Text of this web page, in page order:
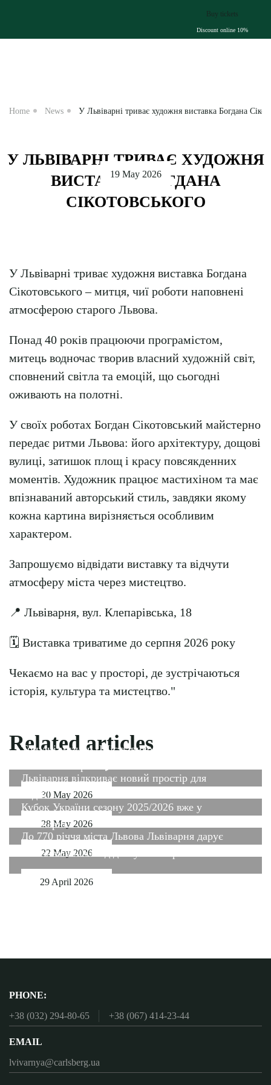
Home News У Львіварні триває художня виставка Богдана
19 May 2026
У ЛЬВІВАРНІ ТРИВАЄ ХУДОЖНЯ
ВИСТАВКА БОГДАНА
СІКОТОВСЬКОГО
У Львіварні триває художня виставка Богдана
Сікотовського – митця, чиї роботи наповнені
атмосферою старого Львова.
Понад 40 років працюючи програмістом,
митець водночас творив власний художній світ,
сповнений світла та емоцій, що сьогодні
оживають на полотні.
У своїх роботах Богдан Сікотовський майстерно
передає ритми Львова: його архітектуру, дощові
вулиці, затишок площ і красу повсякденних
моментів. Художник працює мастихіном та має
впізнаваний авторський стиль, завдяки якому
кожна картина вирізняється особливим
характером.
Запрошуємо відвідати виставку та відчути
атмосферу міста через мистецтво.
📍 Львіварня, вул. Клепарівська, 18
🗓 Виставка триватиме до серпня 2026 року
Чекаємо на вас у просторі, де зустрічаються
історія, культура та мистецтво."
Related articles
30 May 2026
Три дні музики. Шість виконавців. Одна
28 May 2026
Львіварня відкриває новий простір для
подій!
22 May 2026
Кубок України сезону 2025/2026 вже у
Львіварні!
29 April 2026
До 770 річчя міста Львова Львіварня дарує
безкоштовних вхід до музею 3 травня!
PHONE:
+38 (032) 294-80-65
+38 (067) 414-23-44
EMAIL
lvivarnya@carlsberg.ua